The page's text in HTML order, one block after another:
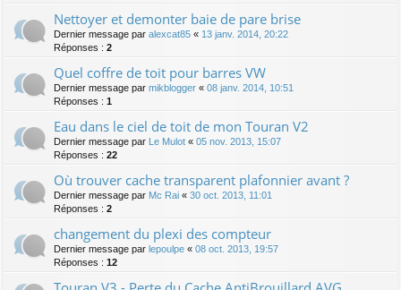
Nettoyer et demonter baie de pare brise
Dernier message par alexcat85 « 13 janv. 2014, 20:22
Réponses : 2
Quel coffre de toit pour barres VW
Dernier message par mikblogger « 08 janv. 2014, 10:51
Réponses : 1
Eau dans le ciel de toit de mon Touran V2
Dernier message par Le Mulot « 05 nov. 2013, 15:07
Réponses : 22
Où trouver cache transparent plafonnier avant ?
Dernier message par Mc Rai « 30 oct. 2013, 11:01
Réponses : 2
changement du plexi des compteur
Dernier message par lepoulpe « 08 oct. 2013, 19:57
Réponses : 12